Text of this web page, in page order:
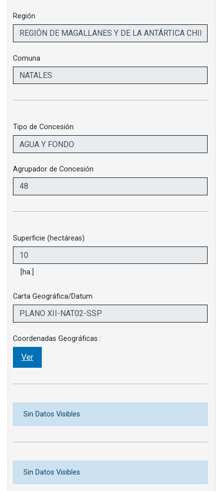
Región
Comuna
Tipo de Concesión
Agrupador de Concesión
Superficie (hectáreas)
[ha.]
Carta Geográfica/Datum
Coordenadas Geográficas :
Ver
Sin Datos Visibles
Sin Datos Visibles